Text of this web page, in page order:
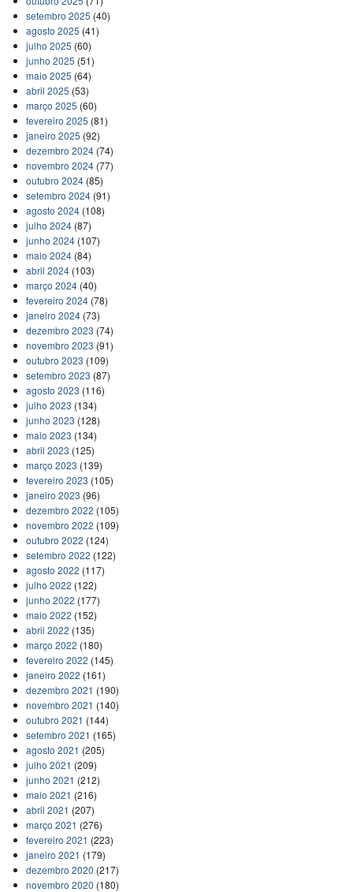
setembro 2025 (40)
agosto 2025 (41)
julho 2025 (60)
junho 2025 (51)
maio 2025 (64)
abril 2025 (53)
março 2025 (60)
fevereiro 2025 (81)
janeiro 2025 (92)
dezembro 2024(74)
novembro 2024(77)
outubro 2024(85)
setembro 2024(91)
agosto 2024(108)
julho 2024(87)
junho 2024(107)
maio 2024(84)
abril 2024(103)
março 2024(40)
fevereiro 2024(78)
janeiro 2024(73)
dezembro 2023 (74)
novembro 2023 (91)
outubro 2023 (109)
setembro 2023 (87)
agosto 2023 (116)
julho 2023 (134)
junho 2023 (128)
maio 2023 (134)
abril 2023 (125)
março 2023 (139)
fevereiro 2023 (105)
janeiro 2023 (96)
dezembro 2022 (105)
novembro 2022 (109)
outubro 2022 (124)
setembro 2022 (122)
agosto 2022 (117)
julho 2022 (122)
junho 2022 (177)
maio 2022 (152)
abril 2022 (135)
março 2022 (180)
fevereiro 2022 (145)
janeiro 2022 (161)
dezembro 2021 (190)
novembro 2021 (140)
outubro 2021 (144)
setembro 2021 (165)
agosto 2021 (205)
julho 2021 (209)
junho 2021 (212)
maio 2021 (216)
abril 2021 (207)
março 2021 (276)
fevereiro 2021 (223)
janeiro 2021 (179)
dezembro 2020 (217)
novembro 2020 (180)